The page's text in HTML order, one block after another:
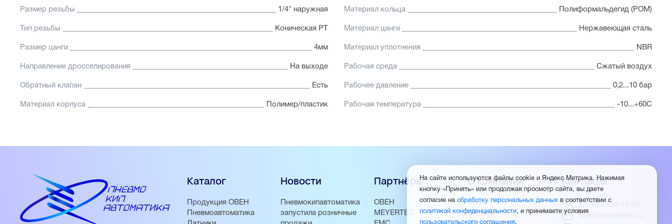
Размер резьбы 1/4" наружная Материал кольца Полиформальдегид (POM)
Тип резьбы Коническая PT Материал цанги Нержавеющая сталь
Размер цанги 4мм Материал уплотнения NBR
Направление дросселирования На выходе Рабочая среда Сжатый воздух
Обратный клапан Есть Рабочее давление 0,2...10 бар
Материал корпуса Полимер/пластик Рабочая температура -10...+60С
Каталог
Продукция ОВЕН
Пневмоавтоматика
Новости
Пневмокипавтоматика
запустила розничные
Партнёры
ОВЕН
MEYERTEC
О компании
О нас
Отзывы
Контакты
+7 (960) 953-19-99
sales@pnevmokip.ru
На сайте используются файлы cookie и Яндекс Метрика. Нажимая
кнопку «Принять» или продолжая просмотр сайта, вы даете
согласие на обработку персональных данных в соответствии с
политикой конфиденциальности, и принимаете условия
пользовательского соглашения.